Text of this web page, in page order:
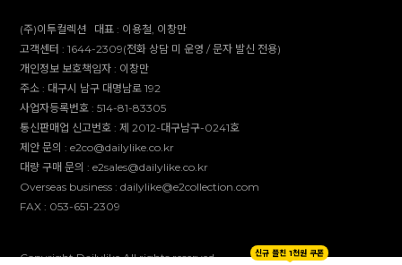
신규 플친 1천원 쿠폰
(주)이투컬렉션 대표 : 이용철, 이창만
고객센터 :1644-2309(전화 상담 미 운영 / 문자 발신 전용)
개인정보 보호책임자 : 이창만
주소 : 대구시 남구 대명남로 192
사업자등록번호 :514-81-83305
통신판매업 신고번호 :제 2012-대구남구-0241호
제안 문의 : e2co@dailylike.co.kr
대량 구매 문의 : e2sales@dailylike.co.kr
Overseas business : dailylike@e2collection.com
FAX : 053-651-2309
Copyright Dailylike All rights reserved.